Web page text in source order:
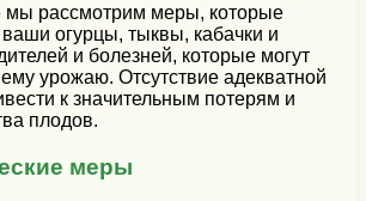
мы рассмотрим меры, которые
ваши огурцы, тыквы, кабачки и
и болезней, которые могут
урожаю. Отсутствие адекватной
к значительным потерям и
плодов.
меры